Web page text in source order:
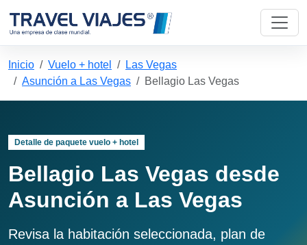
Inicio Vuelo + hotel
Las Vegas
Asunción a Las Vegas
Bellagio Las Vegas
Detalle de paquete vuelo + hotel
Bellagio Las Vegas desde
Asunción a Las Vegas
Revisa la habitación seleccionada, plan de